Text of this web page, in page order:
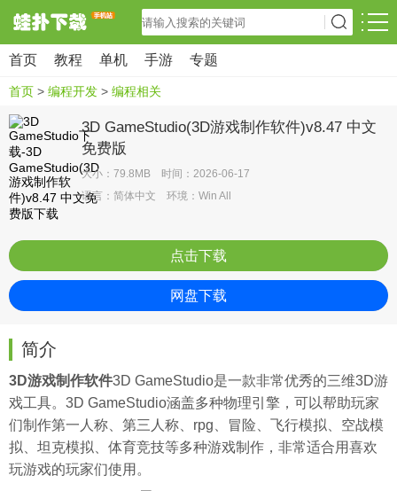
首页 教程 单机 手游 专题
首页 > 编程开发 > 编程相关
3D GameStudio(3D游戏制作软件)v8.47 中文
免费版
大小：79.8MB 时间：2026-06-17
语言：简体中文 环境：Win All
点击下载
网盘下载
简介
3D游戏制作软件3D GameStudio是一款非常优秀的三维3D游
戏工具。3D GameStudio涵盖多种物理引擎，可以帮助玩家
们制作第一人称、第三人称、rpg、冒险、飞行模拟、空战模
拟、坦克模拟、体育竞技等多种游戏制作，非常适合用喜欢
玩游戏的玩家们使用。